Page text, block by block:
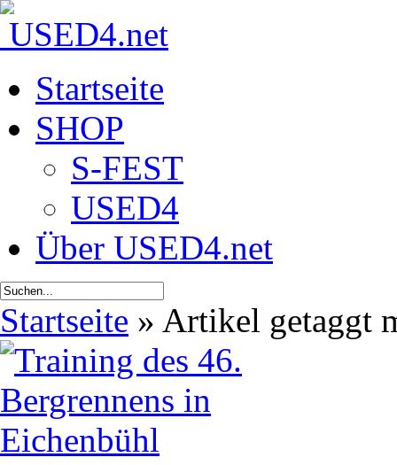
Startseite
SHOP
S-FEST
USED4
Über USED4.net
Startseite » Artikel getaggt